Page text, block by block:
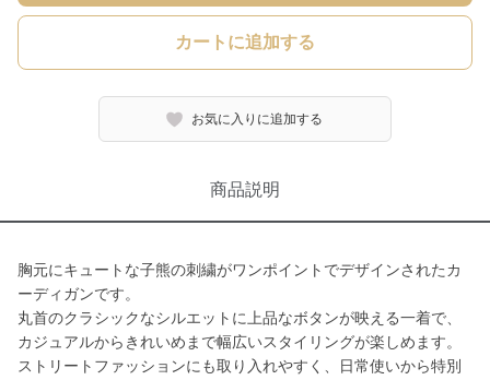
カートに追加する
お気に入りに追加する
商品説明
胸元にキュートな子熊の刺繍がワンポイントでデザインされたカ
ーディガンです。
丸首のクラシックなシルエットに上品なボタンが映える一着で、
カジュアルからきれいめまで幅広いスタイリングが楽しめます。
ストリートファッションにも取り入れやすく、日常使いから特別